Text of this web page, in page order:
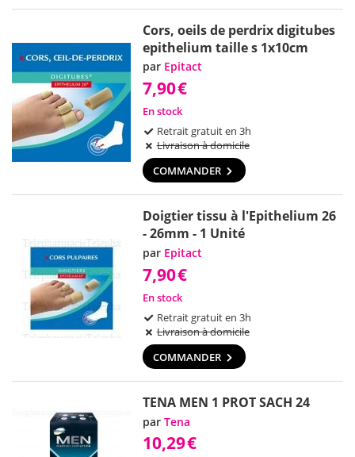
Cors, oeils de perdrix digitubes
epithelium taille s 1x10cm
par Epitact
7,90€
En stock
Retrait gratuit en 3h
Livraison à domicile
COMMANDER
Doigtier tissu à l'Epithelium 26
- 26mm - 1 Unité
par Epitact
7,90€
En stock
Retrait gratuit en 3h
Livraison à domicile
COMMANDER
TENA MEN 1 PROT SACH 24
parTena
10,29€